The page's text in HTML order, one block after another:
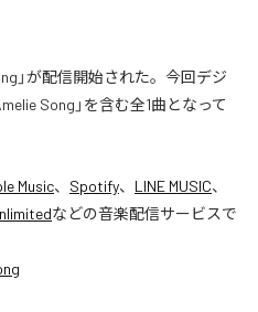
」が配信開始された。今回デジ
Song」を含む全1曲となって
Music、 Spotify、 LINE MUSIC、
などの音楽配信サービスで